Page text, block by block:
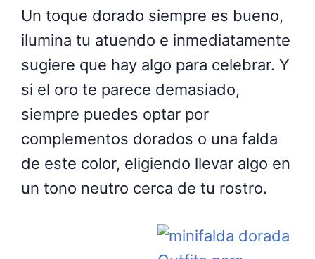
Un toque dorado siempre es bueno,
ilumina tu atuendo e inmediatamente
sugiere que hay algo para celebrar. Y
si el oro te parece demasiado,
siempre puedes optar por
complementos dorados o una falda
de este color, eligiendo llevar algo en
un tono neutro cerca de tu rostro.